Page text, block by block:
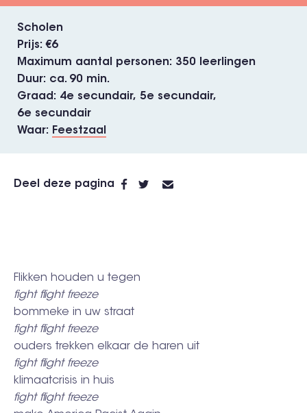
Scholen
Prijs
€6
Maximum aantal personen
350 leerlingen
Duur
ca. 90 min.
Graad
4e secundair, 5e secundair,
6e secundair
Waar
Feestzaal
Deel deze pagina
Flikken houden u tegen
fight flight freeze
bommeke in uw straat
fight flight freeze
ouders trekken elkaar de haren uit
fight flight freeze
klimaatcrisis in huis
fight flight freeze